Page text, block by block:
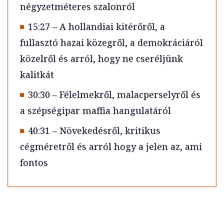
négyzetméteres szalonról
15:27 – A hollandiai kitérőről, a
fullasztó hazai közegről, a demokráciáról
közelről és arról, hogy ne cseréljünk
kalitkát
30:30 – Félelmekről, malacperselyről és
a szépségipar maffia hangulatáról
40:31 – Növekedésről, kritikus
cégméretről és arról hogy a jelen az, ami
fontos